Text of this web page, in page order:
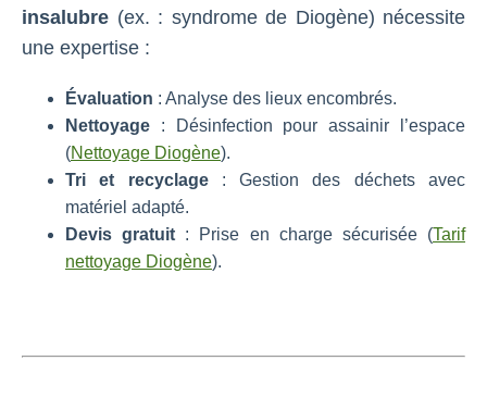
insalubre (ex. : syndrome de Diogène) nécessite
une expertise :
Évaluation : Analyse des lieux encombrés.
Nettoyage : Désinfection pour assainir l’espace
(Nettoyage Diogène).
Tri et recyclage: Gestion des déchets avec
matériel adapté.
Devis gratuit : Prise en charge sécurisée (Tarif
nettoyage Diogène).